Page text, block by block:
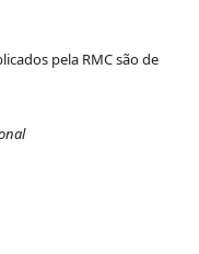
pela RMC são de